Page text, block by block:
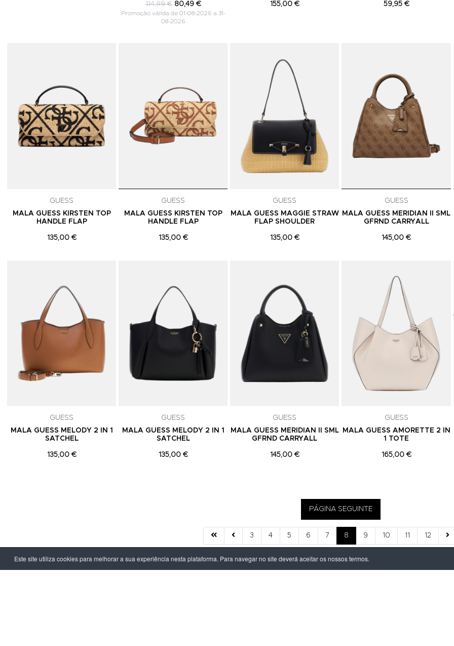
114,99 € 80,49 €
Promoção válida de 01-08-2026 a 31-
08-2026
155,00 € 59,95 €
GUESS
MALA GUESS KIRSTEN TOP
HANDLE FLAP
135,00 €
GUESS
MALA GUESS KIRSTEN TOP
HANDLE FLAP
135,00 €
GUESS
MALA GUESS MAGGIE STRAW
FLAP SHOULDER
135,00 €
GUESS
MALA GUESS MERIDIAN II SML
GFRND CARRYALL
145,00 €
GUESS
MALA GUESS MELODY 2 IN 1
SATCHEL
135,00 €
GUESS
MALA GUESS MELODY 2 IN 1
SATCHEL
135,00 €
GUESS
MALA GUESS MERIDIAN II SML
GFRND CARRYALL
145,00 €
GUESS
MALA GUESS AMORETTE 2 IN
1 TOTE
165,00 €
PÁGINA SEGUINTE
3 4 5 6 7 8 9 10 11 12
Este site utiliza cookies para melhorar a sua experiência nesta plataforma. Para navegar no site deverá aceitar os nossos termos.